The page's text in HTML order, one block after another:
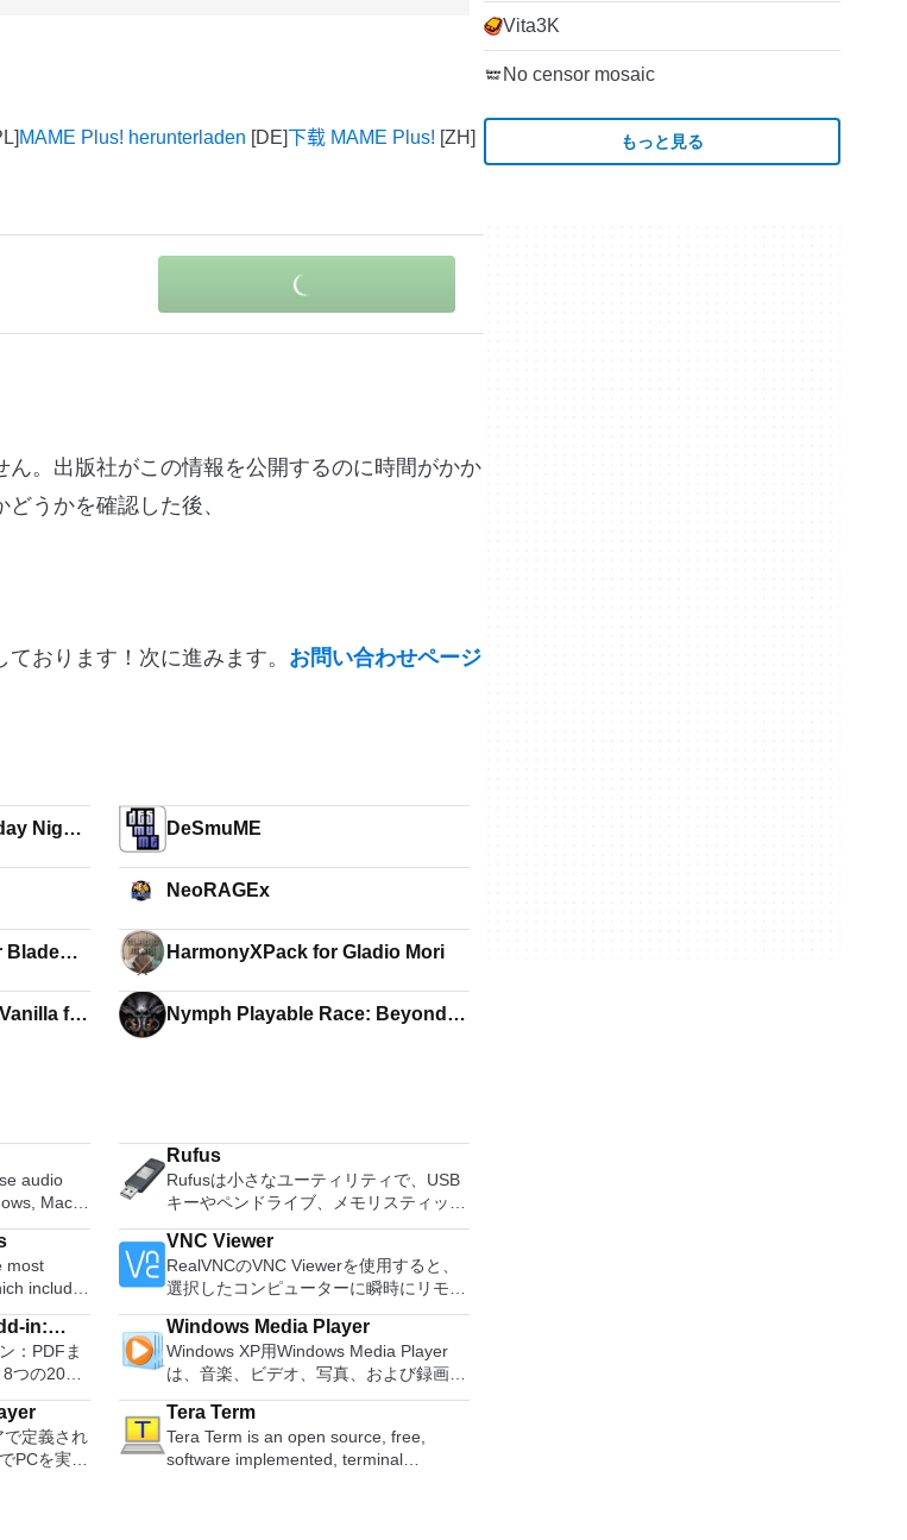
MAME Plus! herunterladen
下载 MAME Plus!
。出版社がこの情報を公開するのに時間がかか
うかを確認した後、
おります！次に進みます。 お問い合わせページ
Night
DeSmuME
NeoRAGEx
Blade
HarmonyXPack for Gladio Mori
for
Nymph Playable Race: Beyond
audio
Mac
to:
or CDs.
AIFF
effects
And more!
Rufus
Rufusは小さなユーティリティで、USB
キーやペンドライブ、メモリスティック
などの起動可能なUSBフラッシュドライ
ブをフォーマットおよび作成できます。
Rufusは、次のシナリオで役立ちます。
Windows、Linux、およびUEFI用の起動
可能なISOからUSBインストールメディ
アを作成する必要がある場合。 OSがイ
ンストールされていないシステムで作業
する必要がある場合。 BIOSまたはその
他のファームウェアをDOSからフラッシ
ュする必要がある場合。 低レベルのユ
ーティリティを実行する必要がある場
most
includes
With
easily be
English,
VNC Viewer
RealVNCのVNC Viewerを使用すると、
選択したコンピューターに瞬時にリモー
トアクセスできます。 Mac、Windows
PC、またはLinuxマシン、世界中のどこ
からでも。 VNC Viewerを使用すると、
コンピューターのデスクトップを表示し
たり、コンピューターの前に直接座って
いるかのようにマウスとキーボードを制
御したりできます。 VNC Viewerは、イ
ンストールと使用が簡単です。制御した
in:
XPS
：PDFま
つの2007
PDFおよび
存できま
これらの
形式およ
Windows Media Player
Windows XP用Windows Media Player
は、音楽、ビデオ、写真、および録画し
たテレビ番組などすべてを保存して楽し
む最適な機能を搭載しています。 再
生、表示、外出先で楽しむためのポータ
ブル デバイスとの同期、さらには家中
定義され
PCを実行
Tera Term
Tera Term is an open source, free,
software implemented, terminal
Vita3K
No censor mosaic
もっと見る